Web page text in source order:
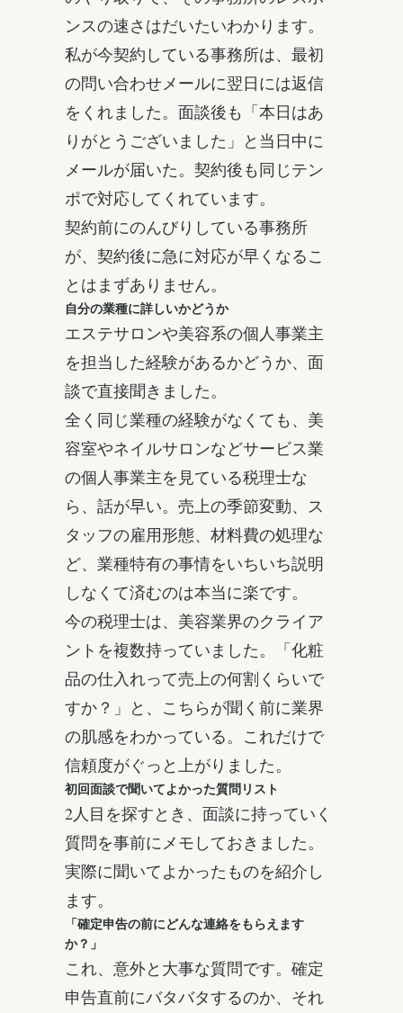
ンスの速さはだいたいわかります。
私が今契約している事務所は、最初
の問い合わせメールに翌日には返信
をくれました。面談後も「本日はあ
りがとうございました」と当日中に
メールが届いた。契約後も同じテン
ポで対応してくれています。
契約前にのんびりしている事務所
が、契約後に急に対応が早くなるこ
とはまずありません。
自分の業種に詳しいかどうか
エステサロンや美容系の個人事業主
を担当した経験があるかどうか、面
談で直接聞きました。
全く同じ業種の経験がなくても、美
容室やネイルサロンなどサービス業
の個人事業主を見ている税理士な
ら、話が早い。売上の季節変動、ス
タッフの雇用形態、材料費の処理な
ど、業種特有の事情をいちいち説明
しなくて済むのは本当に楽です。
今の税理士は、美容業界のクライア
ントを複数持っていました。「化粧
品の仕入れって売上の何割くらいで
すか？」と、こちらが聞く前に業界
の肌感をわかっている。これだけで
信頼度がぐっと上がりました。
初回面談で聞いてよかった質問リスト
2人目を探すとき、面談に持っていく
質問を事前にメモしておきました。
実際に聞いてよかったものを紹介し
ます。
「確定申告の前にどんな連絡をもらえます
か？」
これ、意外と大事な質問です。確定
申告直前にバタバタするのか、それ